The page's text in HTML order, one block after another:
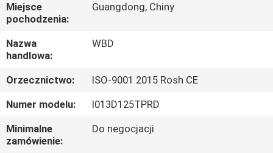
O
NAS
WYCIECZKA
PO
FABRYCE
Miejsce
pochodzenia:
Guangdong, Chiny
Nazwa
handlowa:
WBD
Orzecznictwo:
ISO-9001 2015 Rosh CE
Numer modelu:
I013D125TPRD
Minimalne
zamówienie:
Do negocjacji